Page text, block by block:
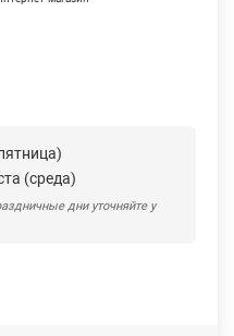
(среда)
дни уточняйте у